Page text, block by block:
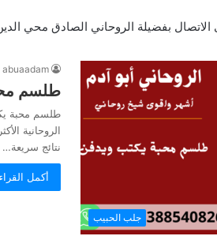
الروحاني الصادق محي الدين ابو ادم
جلب الحبيب
abuaadam
طلسم
طلسم محبة
الروحانية
نتائج سريعة…
أكمل